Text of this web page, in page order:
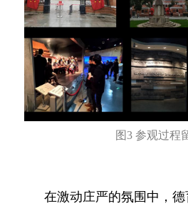
图3 参观过程
在激动庄严的氛围中，